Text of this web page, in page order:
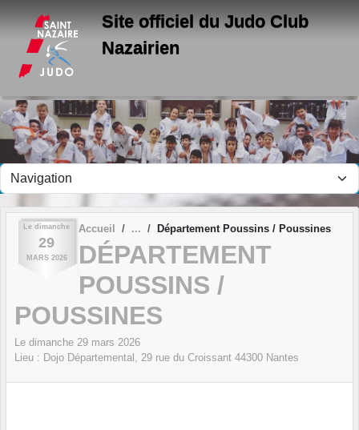
Site officiel du Judo Club
Nazairien
Le dimanche
29
MARS 2026
Accueil Département Poussins / Poussines
DÉPARTEMENT
POUSSINS /
POUSSINES
Le dimanche 29 mars 2026
Lieu : Dojo Départemental, 29 rue du Croissant 44300 Nantes